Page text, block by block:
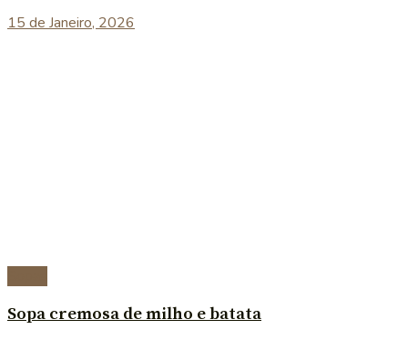
15 de Janeiro, 2026
Sopa cremosa de milho e batata